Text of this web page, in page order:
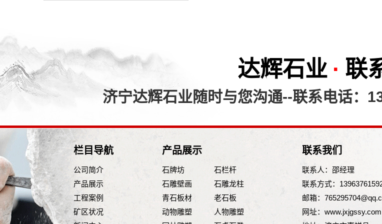
达辉石业 · 联
济宁达辉石业随时与您沟通--联系电话：
栏目导航
公司简介
产品展示
工程案例
矿区状况
产品展示
石牌坊
石栏杆
石雕壁画
石雕龙柱
青石板材
老石板
动物雕塑
人物雕塑
联系我们
联系人：邵经理
联系方式：
邮箱：
网址：www.jxjgssy.com